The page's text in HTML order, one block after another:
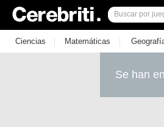
Ciencias | Matemáticas |
Se han